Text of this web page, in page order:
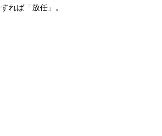
れば「放任」。